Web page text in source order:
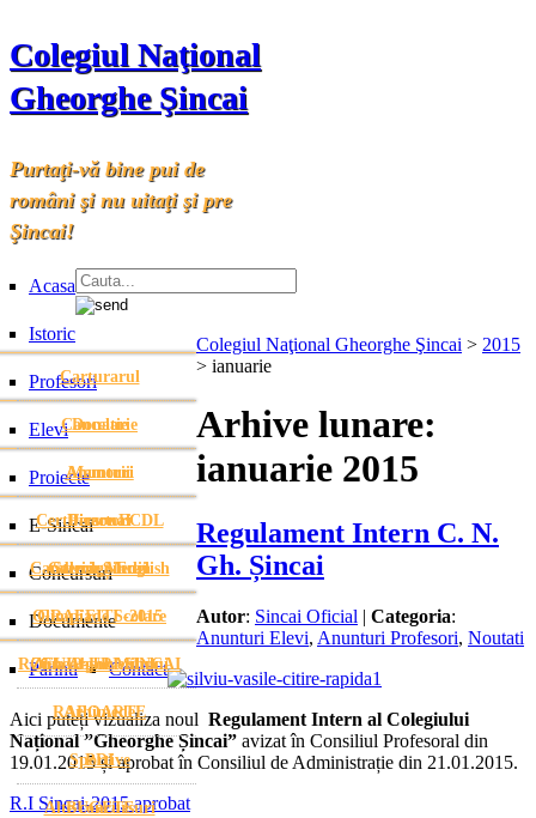
Colegiul Naţional
Gheorghe Şincai
Purtaţi-vă bine pui de
români şi nu uitaţi şi pre
Şincai!
Acasa
Istoric
Carturarul
Donatie
Memorii
Directori
Stema Șincai
Profesori
Cancelarie
Anunturi
Personal
Elevi
Anunturi
Proiecte
Certificare ECDL
Cambridge English
GRAFFITI -2015
Ziua Absolventului
E-Sincai
Galerie Media
Concursuri
Olimpiade Scolare
Gheorghe Mihoc
Arhimede
Sportive
Alte concursuri
Documente
ROFUIP-URI SINCAI
RAPOARTE
PDI
BUGETE
Parinti Contact
Colegiul Naţional Gheorghe Şincai > 2015
> ianuarie
Arhive lunare:
ianuarie 2015
Regulament Intern C. N.
Gh. Șincai
Autor: Sincai Oficial | Categoria:
Anunturi Elevi, Anunturi Profesori, Noutati
Aici puteți vizualiza noul Regulament Intern al Colegiului
Național ”Gheorghe Șincai” avizat în Consiliul Profesoral din
19.01.2015 și aprobat în Consiliul de Administrație din 21.01.2015.
R.I Sincai-2015 aprobat